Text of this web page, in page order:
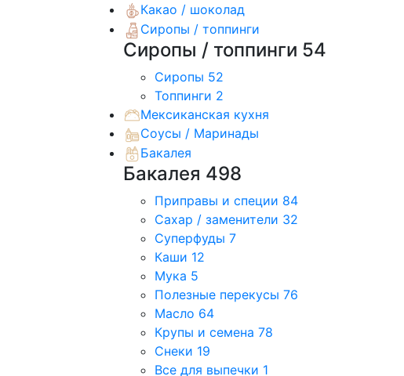
Какао / шоколад
Сиропы / топпинги
Сиропы / топпинги 54
Сиропы 52
Топпинги 2
Мексиканская кухня
Соусы / Маринады
Бакалея
Бакалея 498
Приправы и специи 84
Сахар / заменители 32
Суперфуды 7
Каши 12
Мука 5
Полезные перекусы 76
Масло 64
Крупы и семена 78
Снеки 19
Все для выпечки 1